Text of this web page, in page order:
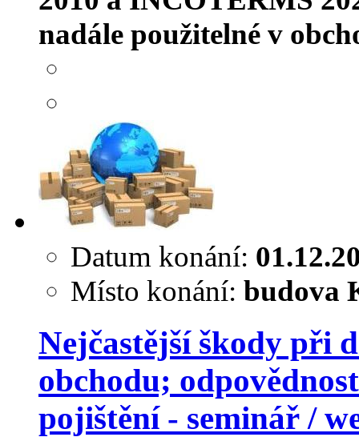
nadále použitelné v
Datum konání:
Místo konání: budova
Nejčastější škody při
obchodu;
pojištění - seminář /